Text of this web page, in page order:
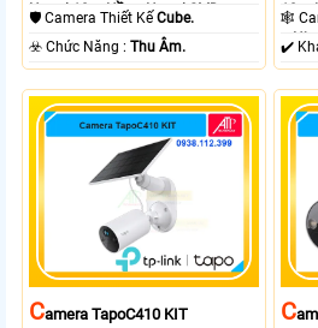
Ngoại 10m Hồng Ngoại SMD.
🛡 Camera Thiết KếCube.
️☣️ Chức Năng :Thu Âm.
10m
🕸️
+
CAmera TapoC410 KIT C